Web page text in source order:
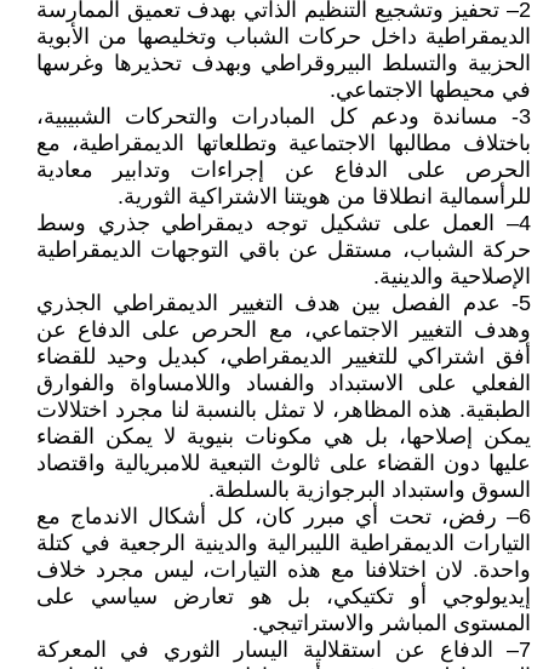
2– تحفيز وتشجيع التنظيم الذاتي بهدف تعميق الممارسة
الديمقراطية داخل حركات الشباب وتخليصها من الأبوية
الحزبية والتسلط البيروقراطي وبهدف تحذيرها وغرسها
في محيطها الاجتماعي.
3- مساندة ودعم كل المبادرات والتحركات الشبيبية،
باختلاف مطالبها الاجتماعية وتطلعاتها الديمقراطية، مع
الحرص على الدفاع عن إجراءات وتدابير معادية
للرأسمالية انطلاقا من هويتنا الاشتراكية الثورية.
4– العمل على تشكيل توجه ديمقراطي جذري وسط
حركة الشباب، مستقل عن باقي التوجهات الديمقراطية
الإصلاحية والدينية.
5- عدم الفصل بين هدف التغيير الديمقراطي الجذري
وهدف التغيير الاجتماعي، مع الحرص على الدفاع عن
أفق اشتراكي للتغيير الديمقراطي، كبديل وحيد للقضاء
الفعلي على الاستبداد والفساد واللامساواة والفوارق
الطبقية. هذه المظاهر، لا تمثل بالنسبة لنا مجرد اختلالات
يمكن إصلاحها، بل هي مكونات بنيوية لا يمكن القضاء
عليها دون القضاء على ثالوث التبعية للامبريالية واقتصاد
السوق واستبداد البرجوازية بالسلطة.
6– رفض، تحت أي مبرر كان، كل أشكال الاندماج مع
التيارات الديمقراطية الليبرالية والدينية الرجعية في كتلة
واحدة. لان اختلافنا مع هذه التيارات، ليس مجرد خلاف
إيديولوجي أو تكتيكي، بل هو تعارض سياسي على
المستوى المباشر والاستراتيجي.
7– الدفاع عن استقلالية اليسار الثوري في المعركة